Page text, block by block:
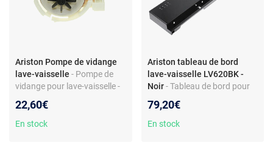
Ariston Pompe de vidange
lave-vaisselle - Pompe de
vidange pour lave-vaisselle -
Compatible
Ariston/Hotpoint/Indesit -
22,60€
En stock
Ariston tableau de bord
lave-vaisselle LV620BK -
Noir - Tableau de bord pour
LV620BK - Pièce de rechange
d’origine - Finition noire -
79,20€
En stock